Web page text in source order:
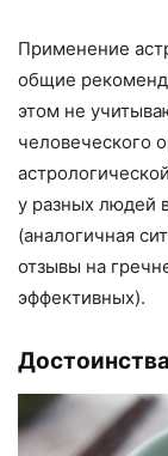
Применение
общие
этом не
человеческого
у разных людей
(аналогичная
отзывы на
эффективных).